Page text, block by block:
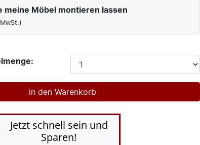
meine Möbel montieren lassen
Jetzt schnell sein und
Sparen!